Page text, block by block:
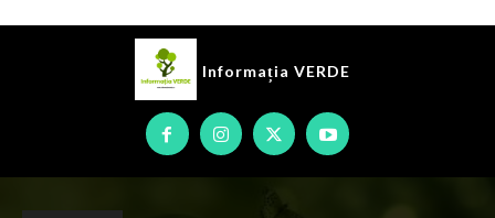
Informația VERDE